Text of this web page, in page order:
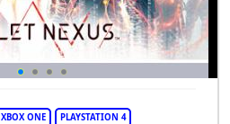
XBOX ONE PLAYSTATION 4